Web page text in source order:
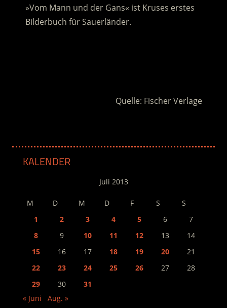
»Vom Mann und der Gans« ist Kruses erstes
Bilderbuch für Sauerländer.
Quelle: Fischer Verlage
KALENDER
Juli 2013
M D M D F S
S
1
2 3 4 5 6
7
8
9 10 11 12 13
14
15
16 17 18 19 20
21
22
23 24 25 26 27
28
29
30
31
« Juni
Aug. »